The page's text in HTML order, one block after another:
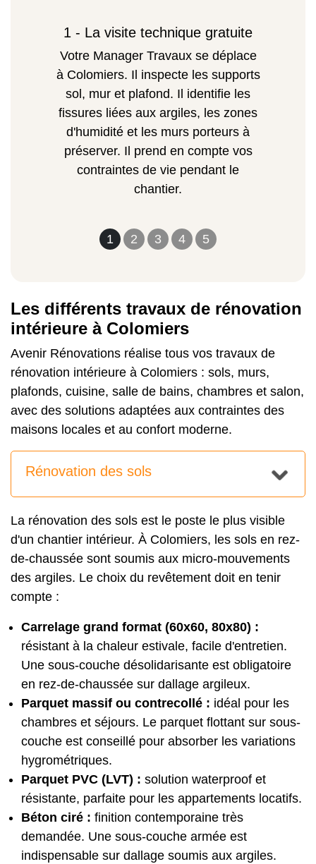
1 2 3 4 5
1 - La visite technique gratuite
Votre Manager Travaux se déplace
à Colomiers. Il inspecte les supports
sol, mur et plafond. Il identifie les
fissures liées aux argiles, les zones
d'humidité et les murs porteurs à
préserver. Il prend en compte vos
contraintes de vie pendant le
chantier.
Les différents travaux de rénovation
intérieure à Colomiers
Avenir Rénovations réalise tous vos travaux de
rénovation intérieure à Colomiers : sols, murs,
plafonds, cuisine, salle de bains, chambres et salon,
avec des solutions adaptées aux contraintes des
maisons locales et au confort moderne.
Rénovation des sols
La rénovation des sols est le poste le plus visible
d'un chantier intérieur. À Colomiers, les sols en rez-
de-chaussée sont soumis aux micro-mouvements
des argiles. Le choix du revêtement doit en tenir
compte :
Carrelage grand format (60x60, 80x80) :
résistant à la chaleur estivale, facile d'entretien.
Une sous-couche désolidarisante est obligatoire
en rez-de-chaussée sur dallage argileux.
Parquet massif ou contrecollé : idéal pour les
chambres et séjours. Le parquet flottant sur sous-
couche est conseillé pour absorber les variations
hygrométriques.
Parquet PVC (LVT) : solution waterproof et
résistante, parfaite pour les appartements locatifs.
Béton ciré : finition contemporaine très
demandée. Une sous-couche armée est
indispensable sur dallage soumis aux argiles.